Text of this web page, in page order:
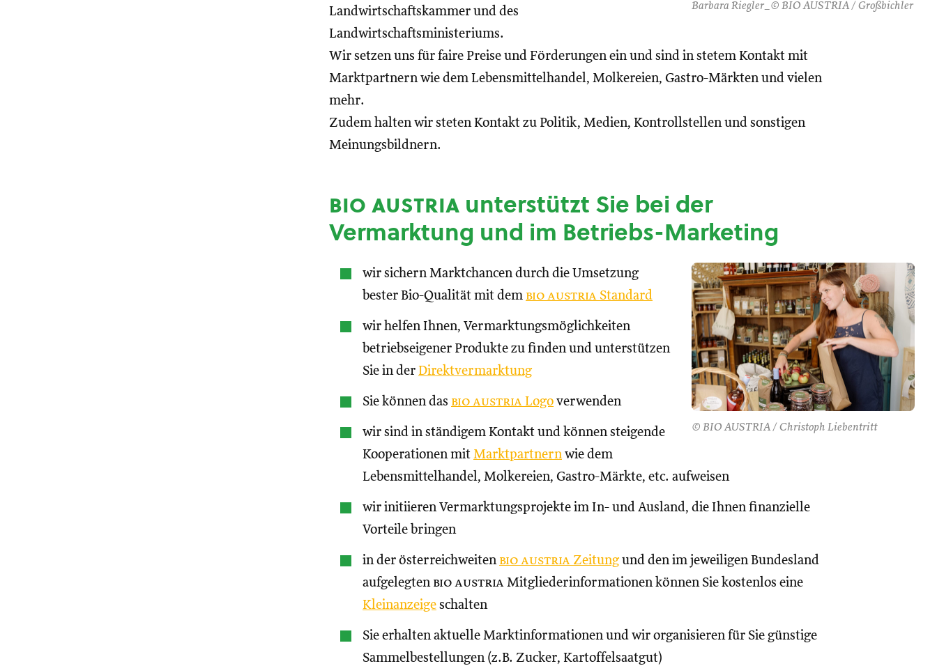
Barbara Riegler_© BIO AUSTRIA / Großbichler
Landwirtschaftskammer und des
Landwirtschaftsministeriums.
Wir setzen uns für faire Preise und Förderungen ein und sind in stetem Kontakt mit
Marktpartnern wie dem Lebensmittelhandel, Molkereien, Gastro-Märkten und vielen
mehr.
Zudem halten wir steten Kontakt zu Politik, Medien, Kontrollstellen und sonstigen
Meinungsbildnern.
bio austria unterstützt Sie bei der
Vermarktung und im Betriebs-Marketing
© BIO AUSTRIA / Christoph Liebentritt
wir sichern Marktchancen durch die Umsetzung
bester Bio-Qualität mit dem bio austria Standard
wir helfen Ihnen, Vermarktungsmöglichkeiten
betriebseigener Produkte zu finden und unterstützen
Sie in der Direktvermarktung
Sie können das bio austria Logo verwenden
wir sind in ständigem Kontakt und können steigende
Kooperationen mit Marktpartnernwie dem
Lebensmittelhandel, Molkereien, Gastro-Märkte, etc. aufweisen
wir initiieren Vermarktungsprojekte im In- und Ausland, die Ihnen finanzielle
Vorteile bringen
in der österreichweiten bio austria Zeitungund den im jeweiligen Bundesland
aufgelegten bio austria Mitgliederinformationen können Sie kostenlos eine
Kleinanzeige schalten
Sie erhalten aktuelle Marktinformationen und wir organisieren für Sie günstige
Sammelbestellungen (z.B. Zucker, Kartoffelsaatgut)